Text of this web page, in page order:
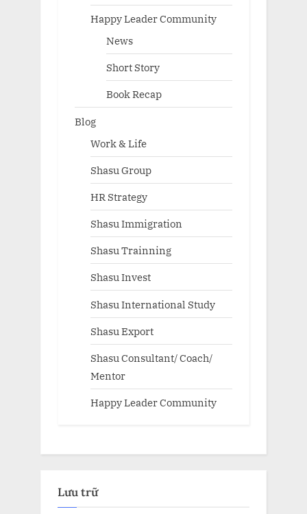
Happy Leader Community
News
Short Story
Book Recap
Blog
Work & Life
Shasu Group
HR Strategy
Shasu Immigration
Shasu Trainning
Shasu Invest
Shasu International Study
Shasu Export
Shasu Consultant/ Coach/
Mentor
Happy Leader Community
Lưu trữ